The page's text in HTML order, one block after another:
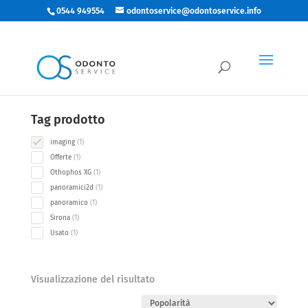
0544 949554 odontoservice@odontoservice.info
Categorie
Tag prodotto
imaging 11
Offerte 11
product
Othophos XG 11
product
panoramici2d 11
panoramico 11
Sirona 11
product
Usato 11
Visualizzazione del risultato